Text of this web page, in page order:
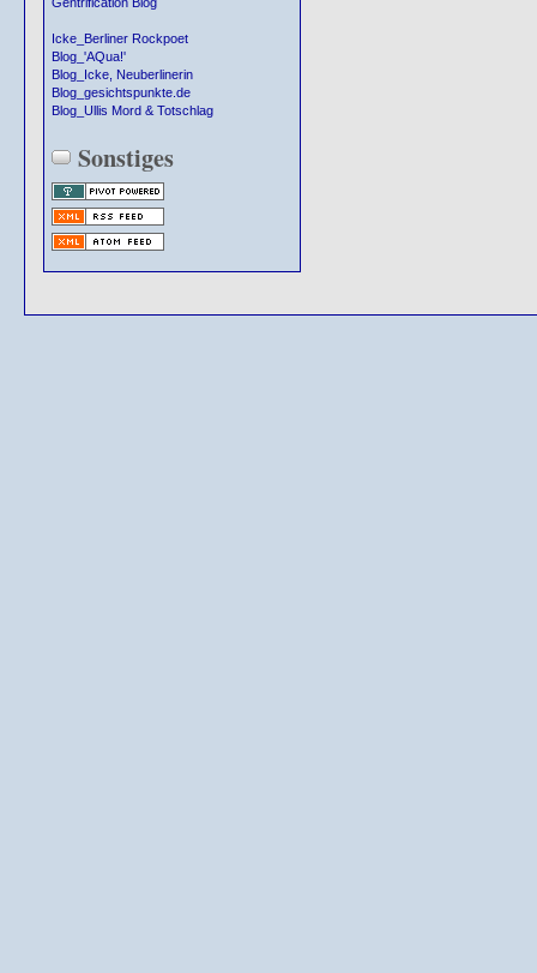
Icke_Berliner Rockpoet
Blog_'AQua!'
Blog_Icke, Neuberlinerin
Blog_gesichtspunkte.de
Blog_Ullis Mord & Totschlag
Sonstiges